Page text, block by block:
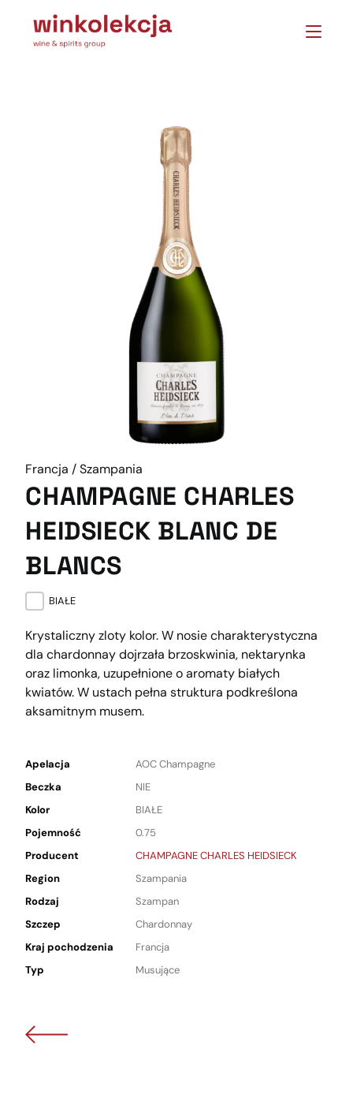
Francja / Szampania
CHAMPAGNE CHARLES
HEIDSIECK BLANC DE
BLANCS
BIAŁE
Krystaliczny zloty kolor. W nosie charakterystyczna
dla chardonnay dojrzała brzoskwinia, nektarynka
oraz limonka, uzupełnione o aromaty białych
kwiatów. W ustach pełna struktura podkreślona
aksamitnym musem.
Apelacja
AOC Champagne
Beczka
NIE
Kolor
BIAŁE
Pojemność
0.75
Producent
CHAMPAGNE CHARLES HEIDSIECK
Region
Szampania
Rodzaj
Szampan
Szczep
Chardonnay
Kraj pochodzenia
Francja
Typ
Musujące